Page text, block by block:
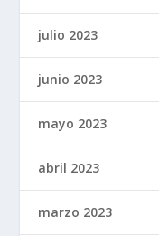
julio 2023
junio 2023
mayo 2023
abril 2023
marzo 2023